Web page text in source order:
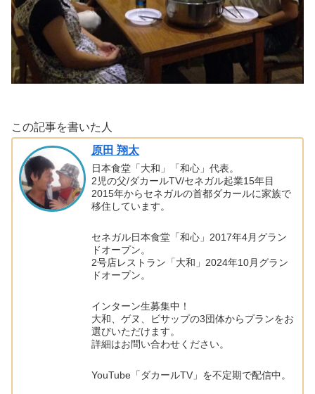
この記事を書いた人
原田 翔太
日本食堂「大和」「和心」代表。
2児の父/ダカールTV/セネガル起業15年目
2015年からセネガルの首都ダカールに家族で
移住しています。
セネガル日本食堂「和心」2017年4月グラン
ドオープン。
2号店レストラン「大和」2024年10月グラン
ドオープン。
インターン生募集中！
大和、ゲヌ、ビサップの3団体からプランをお
選びいただけます。
詳細はお問い合わせください。
YouTube「ダカールTV」を不定期で配信中。